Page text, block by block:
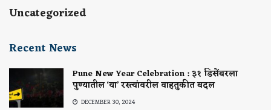
Uncategorized
Recent News
Pune New Year Celebration : ३१ डिसेंबरला
पुण्यातील ‘या’ रस्त्यांवरील वाहतुकीत बदल
DECEMBER 30, 2024